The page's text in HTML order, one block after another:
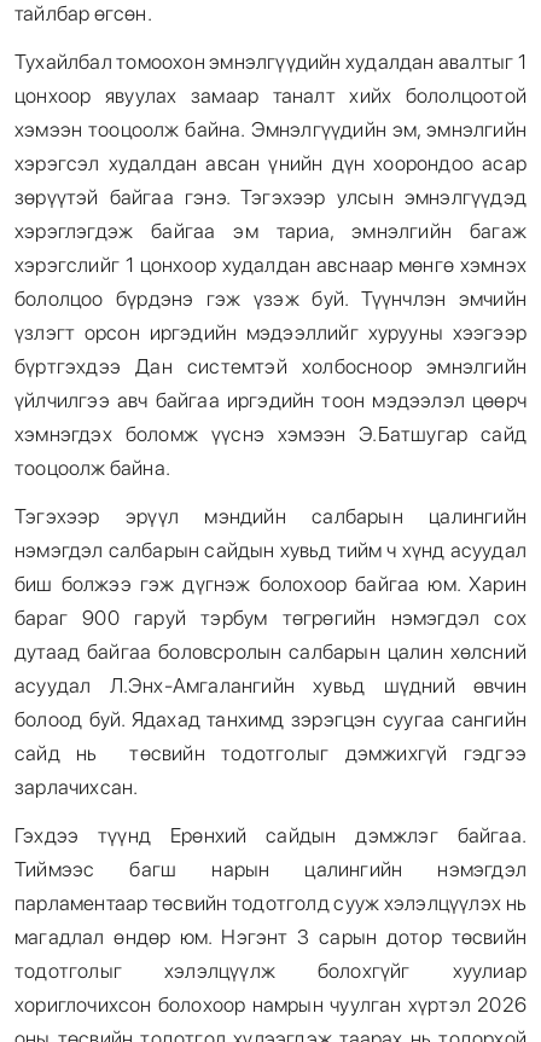
тайлбар өгсөн.
Тухайлбал томоохон эмнэлгүүдийн худалдан авалтыг 1
цонхоор явуулах замаар таналт хийх бололцоотой
хэмээн тооцоолж байна. Эмнэлгүүдийн эм, эмнэлгийн
хэрэгсэл худалдан авсан үнийн дүн хоорондоо асар
зөрүүтэй байгаа гэнэ. Тэгэхээр улсын эмнэлгүүдэд
хэрэглэгдэж байгаа эм тариа, эмнэлгийн багаж
хэрэгслийг 1 цонхоор худалдан авснаар мөнгө хэмнэх
бололцоо бүрдэнэ гэж үзэж буй. Түүнчлэн эмчийн
үзлэгт орсон иргэдийн мэдээллийг хурууны хээгээр
бүртгэхдээ Дан системтэй холбосноор эмнэлгийн
үйлчилгээ авч байгаа иргэдийн тоон мэдээлэл цөөрч
хэмнэгдэх боломж үүснэ хэмээн Э.Батшугар сайд
тооцоолж байна.
Тэгэхээр эрүүл мэндийн салбарын цалингийн
нэмэгдэл салбарын сайдын хувьд тийм ч хүнд асуудал
биш болжээ гэж дүгнэж болохоор байгаа юм. Харин
бараг 900 гаруй тэрбум төгрөгийн нэмэгдэл сох
дутаад байгаа боловсролын салбарын цалин хөлсний
асуудал Л.Энх-Амгалангийн хувьд шүдний өвчин
болоод буй. Ядахад танхимд зэрэгцэн суугаа сангийн
сайд нь төсвийн тодотголыг дэмжихгүй гэдгээ
зарлачихсан.
Гэхдээ түүнд Ерөнхий сайдын дэмжлэг байгаа.
Тиймээс багш нарын цалингийн нэмэгдэл
парламентаар төсвийн тодотголд сууж хэлэлцүүлэх нь
магадлал өндөр юм. Нэгэнт 3 сарын дотор төсвийн
тодотголыг хэлэлцүүлж болохгүйг хуулиар
хориглочихсон болохоор намрын чуулган хүртэл 2026